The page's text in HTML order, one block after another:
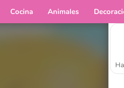
Cocina Animales